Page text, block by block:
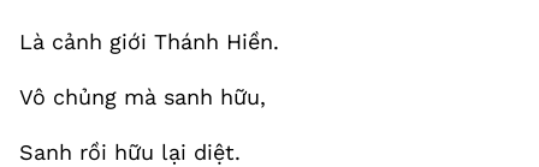
Là cảnh giới Thánh Hiền.
Vô chủng mà sanh hữu,
Sanh rồi hữu lại diệt.